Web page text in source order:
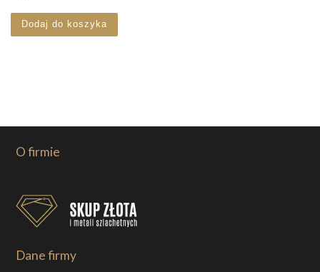
Dodaj do koszyka
O firmie
Dane firmy